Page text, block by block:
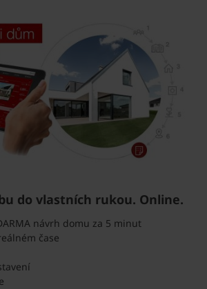
do vlastních rukou. Online.
návrh domu za 5 minut
čase